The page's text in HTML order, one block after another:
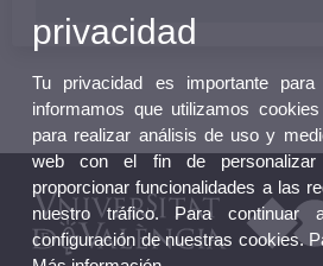
privacidad
Tu privacidad es importante
informamos que utilizamos
para realizar análisis de uso y
web con el fin de personalizar
proporcionar funcionalidades a las
nuestro tráfico. Para continuar
configuración de nuestras cookies.